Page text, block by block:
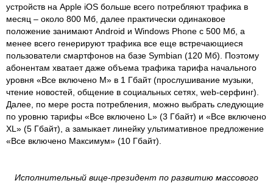
устройств на Apple iOS больше всего потребляют трафика в
месяц – около 800 Мб, далее практически одинаковое
положение занимают Android и Windows Phone с 500 Мб, а
менее всего генерируют трафика все еще встречающиеся
пользователи смартфонов на базе Symbian (120 Мб). Поэтому
абонентам хватает даже объема трафика тарифа начального
уровня «Все включено М» в 1 Гбайт (прослушивание музыки,
чтение новостей, общение в социальных сетях, web-серфинг).
Далее, по мере роста потребления, можно выбрать следующие
по уровню тарифы «Все включено L» (3 Гбайт) и «Все включено
XL» (5 Гбайт), а замыкает линейку ультимативное предложение
«Все включено Максимум» (10 Гбайт).
Исполнительный вице-президент по развитию массового